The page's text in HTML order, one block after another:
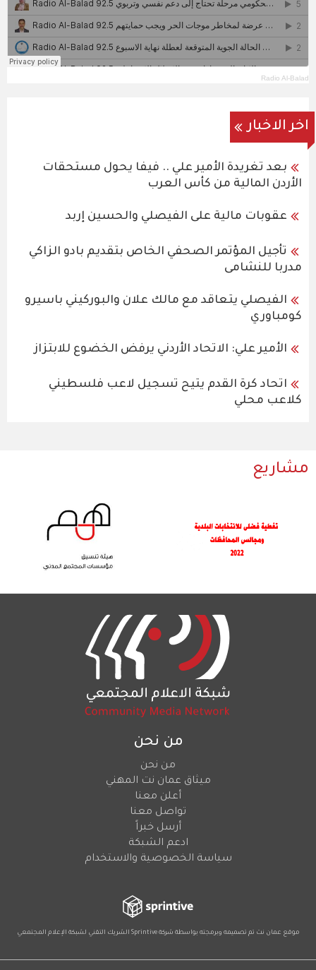
Radio Al-Balad
اخر الاخبار
بعد تغريدة الأمير علي .. فيفا يحول مستحقات
الأردن المالية من كأس العرب
عقوبات مالية على الفيصلي والحسين إربد
تأجيل المؤتمر الصحفي الخاص بتقديم بادو الزاكي
مدربا للنشامى
الفيصلي يتعاقد مع مالك علان والبوركيني باسيرو
كومباوري
الأمير علي: الاتحاد الأردني يرفض الخضوع للابتزاز
اتحاد كرة القدم يتيح تسجيل لاعب فلسطيني
كلاعب محلي
مشاريع
من نحن
من نحن
ميثاق عمان نت المهني
أعلن معنا
تواصل معنا
أرسل خبراً
ادعم الشبكة
سياسة الخصوصية والاستخدام
موقع عمان نت تم تصميمه وبرمجته بواسطة شركةSprintive الشريك التقني لشبكة الإعلام المجتمعي